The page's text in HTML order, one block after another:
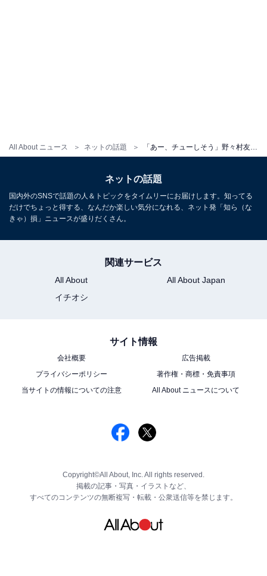
All About ニュース ネットの話題
ネットの話題
国内外のSNSで話題の人＆トピックをタイムリーにお届けします。知ってる
だけでちょっと得する、なんだか楽しい気分になれる、ネット発「知ら（な
きゃ）損」ニュースが盛りだくさん。
関連サービス
All About
All About Japan
イチオシ
サイト情報
会社概要
広告掲載
プライバシーポリシー
著作権・商標・免責事項
当サイトの情報についての注意
All About ニュースについて
Copyright©All About, Inc. All rights reserved.
掲載の記事・写真・イラストなど、
すべてのコンテンツの無断複写・転載・公衆送信等を禁じます。